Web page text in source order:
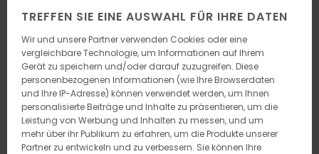
TREFFEN SIE EINE AUSWAHL FÜR IHRE DATEN
Wir und unsere Partner verwenden Cookies oder eine
vergleichbare Technologie, um Informationen auf Ihrem
Gerät zu speichern und/oder darauf zuzugreifen. Diese
personenbezogenen Informationen (wie Ihre Browserdaten
und Ihre IP-Adresse) können verwendet werden, um Ihnen
personalisierte Beiträge und Inhalte zu präsentieren, um die
Leistung von Werbung und Inhalten zu messen, und um
mehr über ihr Publikum zu erfahren, um die Produkte unserer
Partner zu entwickeln und zu verbessern. Sie können Ihre